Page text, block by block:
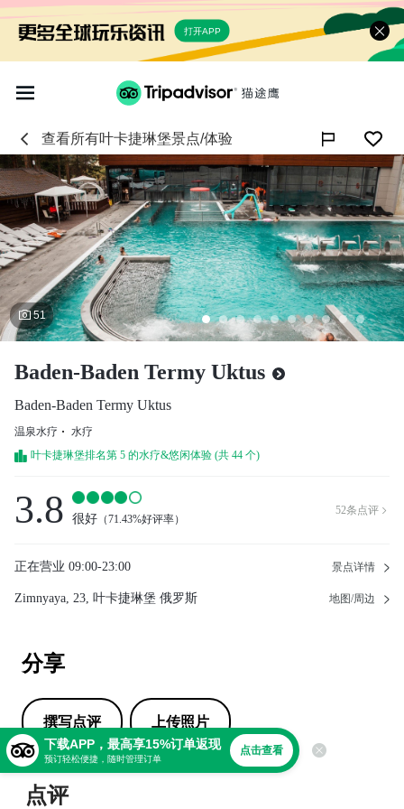
打开APP
查看所有叶卡捷琳堡景点/体验
51
Baden-Baden Termy Uktus
Baden-Baden Termy Uktus
温泉水疗
水疗
叶卡捷琳堡排名第 5 的水疗&悠闲体验 (共 44 个)
3.8 很好 （71.43%好评率）
52条点评 
正在营业 09:00-23:00 景点详情
Zimnyaya, 23, 叶卡捷琳堡 俄罗斯 地图/周边
分享
撰写点评 上传照片
点评
下载APP，最高享15%订单返现
预订轻松便捷，随时管理订单
点击查看